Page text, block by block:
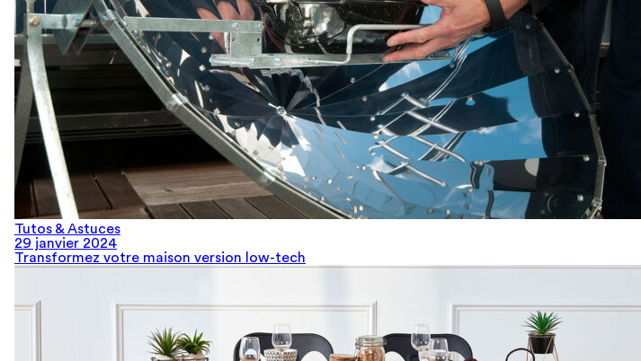
Tutos & Astuces
29 janvier 2024
Transformez votre maison version low-tech